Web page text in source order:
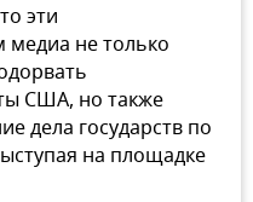
эти
не только
США, но также
дела государств по
на площадке